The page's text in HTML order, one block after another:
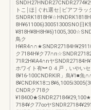
トこ￨ほ￨ぐれ選セ￨ビアフラッ
8H¥611006)30051300SNO日K
鳥ク
ク7184H¥ク
71R2H¥IA4∩nヤ
ホワイト有︼０４戸，いやい
8¥16‐100CNDRKlR」鳥¥1■魚
8¥CNDRK18コ
CNDRク718ク
7184¥ク77∞ヤ